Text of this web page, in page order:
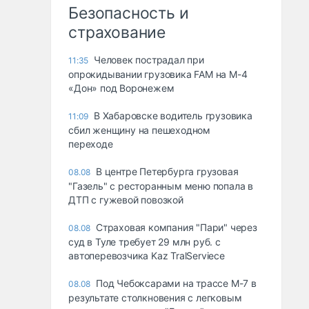
Безопасность и
страхование
11:35 Человек пострадал при
опрокидывании грузовика FAM на М-4
«Дон» под Воронежем
11:09 В Хабаровске водитель грузовика
сбил женщину на пешеходном
переходе
08.08 В центре Петербурга грузовая
"Газель" с ресторанным меню попала в
ДТП с гужевой повозкой
08.08 Страховая компания "Пари" через
суд в Туле требует 29 млн руб. с
автоперевозчика Kaz TralServiece
08.08 Под Чебоксарами на трассе М-7 в
результате столкновения с легковым